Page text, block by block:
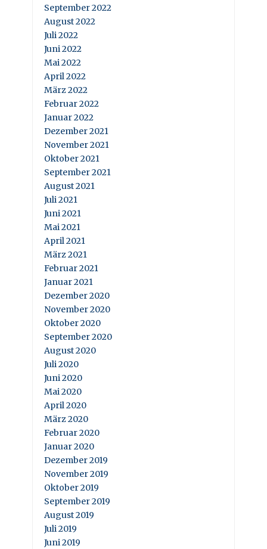
September 2022
August 2022
Juli 2022
Juni 2022
Mai 2022
April 2022
März 2022
Februar 2022
Januar 2022
Dezember 2021
November 2021
Oktober 2021
September 2021
August 2021
Juli 2021
Juni 2021
Mai 2021
April 2021
März 2021
Februar 2021
Januar 2021
Dezember 2020
November 2020
Oktober 2020
September 2020
August 2020
Juli 2020
Juni 2020
Mai 2020
April 2020
März 2020
Februar 2020
Januar 2020
Dezember 2019
November 2019
Oktober 2019
September 2019
August 2019
Juli 2019
Juni 2019